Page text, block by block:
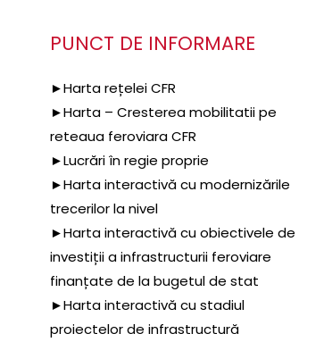
PUNCT DE INFORMARE
►Harta rețelei CFR
►Harta – Cresterea mobilitatii pe
reteaua feroviara CFR
►Lucrări în regie proprie
►Harta interactivă cu modernizările
trecerilor la nivel
►Harta interactivă cu obiectivele de
investiții a infrastructurii feroviare
finanțate de la bugetul de stat
►Harta interactivă cu stadiul
proiectelor de infrastructură